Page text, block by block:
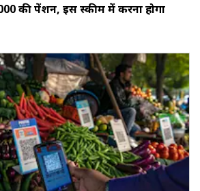
की पेंशन, इस स्‍कीम में करना होगा